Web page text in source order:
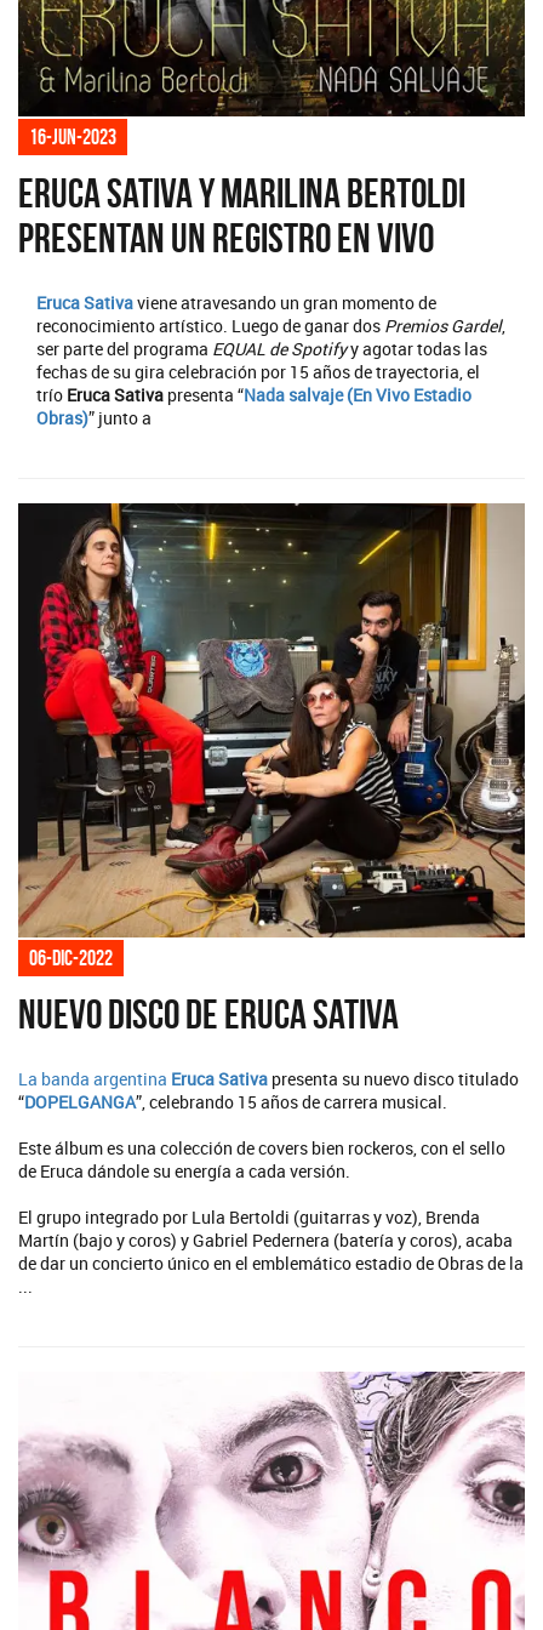
16-jun-2023
Eruca Sativa y Marilina Bertoldi
presentan un registro en vivo
Eruca Sativaviene atravesando un gran momento de
reconocimiento artístico. Luego de ganar dos Premios Gardel,
ser parte del programa EQUAL de Spotifyy agotar todas las
fechas de su gira celebración por 15 años de trayectoria, el
trío Eruca Sativa presenta “Nada salvaje (En Vivo Estadio
Obras)” junto a
06-dic-2022
Nuevo disco de Eruca Sativa
La banda argentina Eruca Sativa presenta su nuevo disco titulado
“DOPELGANGA”, celebrando 15 años de carrera musical.
Este álbum es una colección de covers bien rockeros, con el sello
de Eruca dándole su energía a cada versión.
El grupo integrado por Lula Bertoldi (guitarras y voz), Brenda
Martín (bajo y coros) y Gabriel Pedernera (batería y coros), acaba
de dar un concierto único en el emblemático estadio de Obras de la